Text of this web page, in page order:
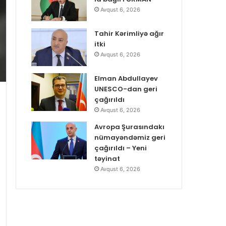
Avqust 6, 2026
Tahir Kərimliyə ağır
itki
Avqust 6, 2026
Elman Abdullayev
UNESCO-dan geri
çağırıldı
Avqust 6, 2026
Avropa Şurasındakı
nümayəndəmiz geri
çağırıldı – Yeni
təyinat
Avqust 6, 2026